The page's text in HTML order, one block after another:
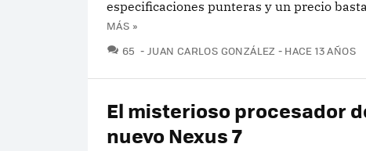
especificaciones punteras y un precio
MÁS »
65 COMENTARIOS
JUAN CARLOS GONZÁLEZ HACE 13 AÑOS
El misterioso procesador
nuevo Nexus 7